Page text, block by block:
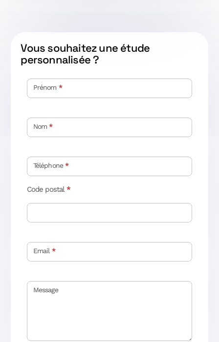
Vous souhaitez une étude
personnalisée ?
étude
personnalisée
Prénom *
Nom*
Téléphone*
Code postal*
Email *
Message